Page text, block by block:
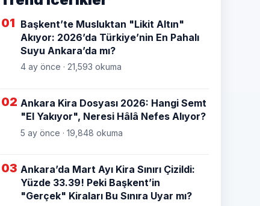
01 Başkent’te Musluktan "Likit Altın"
Akıyor: 2026’da Türkiye’nin En Pahalı
Suyu Ankara’da mı?
4 ay önce · 21,593 okuma
02 Ankara Kira Dosyası 2026: Hangi Semt
"El Yakıyor", Neresi Hâlâ Nefes Alıyor?
5 ay önce · 19,848 okuma
03 Ankara’da Mart Ayı Kira Sınırı Çizildi:
Yüzde 33.39! Peki Başkent’in
"Gerçek" Kiraları Bu Sınıra Uyar mı?